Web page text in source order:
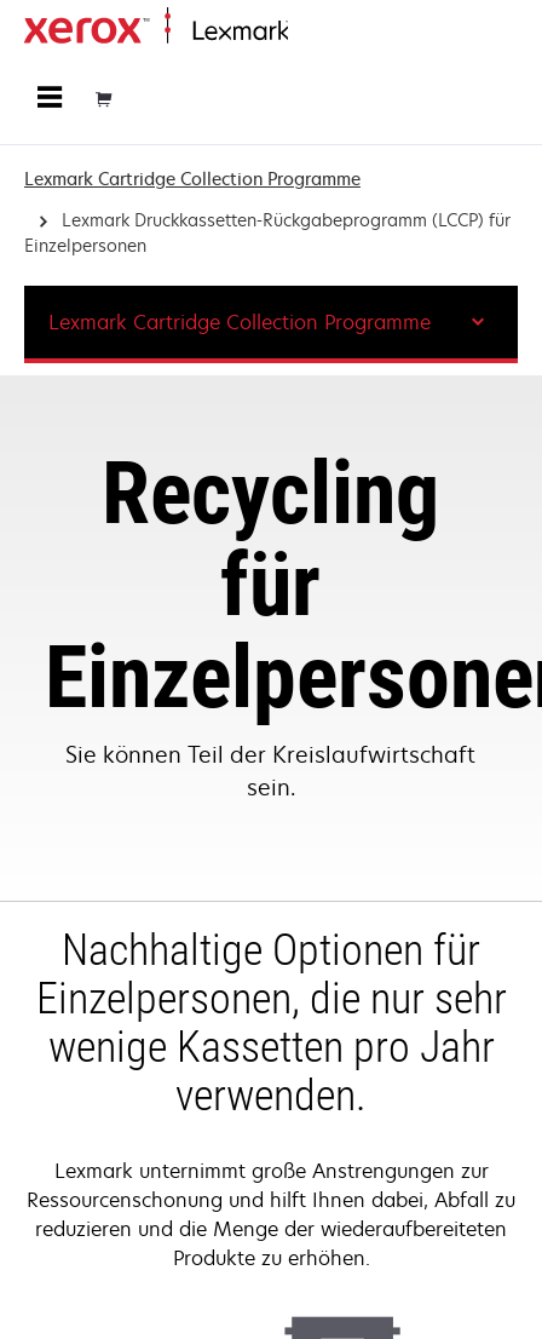
Lexmark Cartridge Collection Programme
Lexmark Druckkassetten-Rückgabeprogramm (LCCP) für
Einzelpersonen
Recycling
für
Sie können Teil der Kreislaufwirtschaft
sein.
Lexmark Cartridge Collection Programme
Nachhaltige Optionen für
Einzelpersonen, die nur sehr
wenige Kassetten pro Jahr
verwenden.
Lexmark unternimmt große Anstrengungen zur
Ressourcenschonung und hilft Ihnen dabei, Abfall zu
reduzieren und die Menge der wiederaufbereiteten
Produkte zu erhöhen.